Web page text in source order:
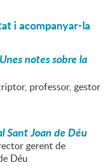
i acompanyar-la
notes sobre la
professor, gestor
Sant Joan de Déu
gerent de
Déu